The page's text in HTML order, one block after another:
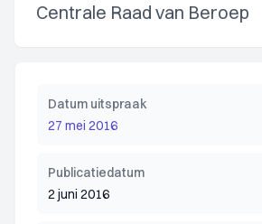
Centrale Raad van Beroep
Datum uitspraak
27 mei 2016
Publicatiedatum
2 juni 2016